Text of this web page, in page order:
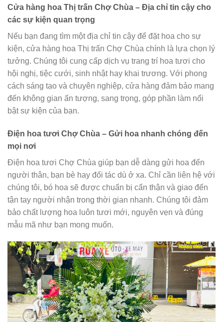
Cửa hàng hoa Thị trấn Chợ Chùa – Địa chỉ tin cậy cho
các sự kiện quan trọng
Nếu bạn đang tìm một địa chỉ tin cậy để đặt hoa cho sự
kiện, cửa hàng hoa Thị trấn Chợ Chùa chính là lựa chọn lý
tưởng. Chúng tôi cung cấp dịch vụ trang trí hoa tươi cho
hội nghị, tiệc cưới, sinh nhật hay khai trương. Với phong
cách sáng tạo và chuyên nghiệp, cửa hàng đảm bảo mang
đến không gian ấn tượng, sang trọng, góp phần làm nổi
bật sự kiện của bạn.
Điện hoa tươi Chợ Chùa – Gửi hoa nhanh chóng đến
mọi nơi
Điện hoa tươi Chợ Chùa giúp bạn dễ dàng gửi hoa đến
người thân, bạn bè hay đối tác dù ở xa. Chỉ cần liên hệ với
chúng tôi, bó hoa sẽ được chuẩn bị cẩn thận và giao đến
tận tay người nhận trong thời gian nhanh. Chúng tôi đảm
bảo chất lượng hoa luôn tươi mới, nguyên vẹn và đúng
mẫu mã như bạn mong muốn.